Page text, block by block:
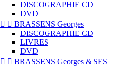
DISCOGRAPHIE CD
DVD
  BRASSENS Georges
DISCOGRAPHIE CD
LIVRES
DVD
  BRASSENS Georges & SES